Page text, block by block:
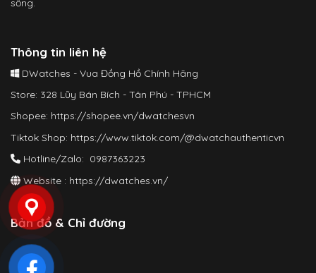
sống.
Thông tin liên hệ
DWatches - Vua Đồng Hồ Chính Hãng
Store: 328 Lũy Bán Bích - Tân Phú - TPHCM
Shopee: https://shopee.vn/dwatchesvn
Tiktok Shop: https://www.tiktok.com/@dwatchauthenticvn
Hotline/Zalo: 0987363223
Website : https://dwatches.vn/
Bản đồ & Chỉ đường